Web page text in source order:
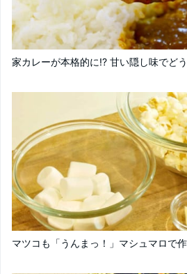
家カレーが本格的に!? 甘い隠し味でど
マツコも「うんまっ！」マシュマロで